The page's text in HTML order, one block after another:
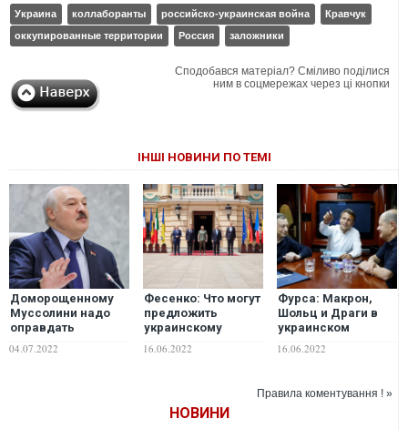
Украина коллаборанты российско-украинская война
Кравчук
оккупированные территории
Россия заложники
Сподобався матеріал? Сміливо поділися
ним в соцмережах через ці кнопки
ІНШІ НОВИНИ ПО ТЕМІ
Доморощенному
Муссолини надо
оправдать
обстрелы
04.07.2022
Фесенко: Что могут
предложить
украинскому
европейских
16.06.2022
Фурса: Макрон,
Шольц и Драги в
украинском
недовольны
16.06.2022
Правила коментування ! »
НОВИНИ